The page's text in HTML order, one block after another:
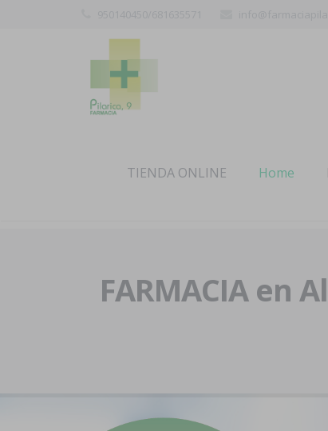
TIENDA ONLINE Home
FARMACIA en